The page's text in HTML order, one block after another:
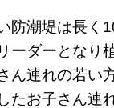
防潮堤は長く
ーダーとなり
ん連れの若い
たお子さん連